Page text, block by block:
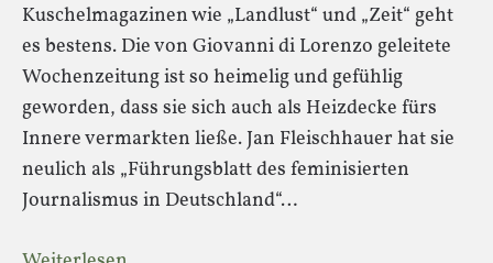
Kuschelmagazinen wie „Landlust“ und „Zeit“ geht
es bestens. Die von Giovanni di Lorenzo geleitete
Wochenzeitung ist so heimelig und gefühlig
geworden, dass sie sich auch als Heizdecke fürs
Innere vermarkten ließe. Jan Fleischhauer hat sie
neulich als „Führungsblatt des feminisierten
Journalismus in Deutschland“…